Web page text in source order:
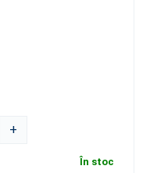
+
În stoc